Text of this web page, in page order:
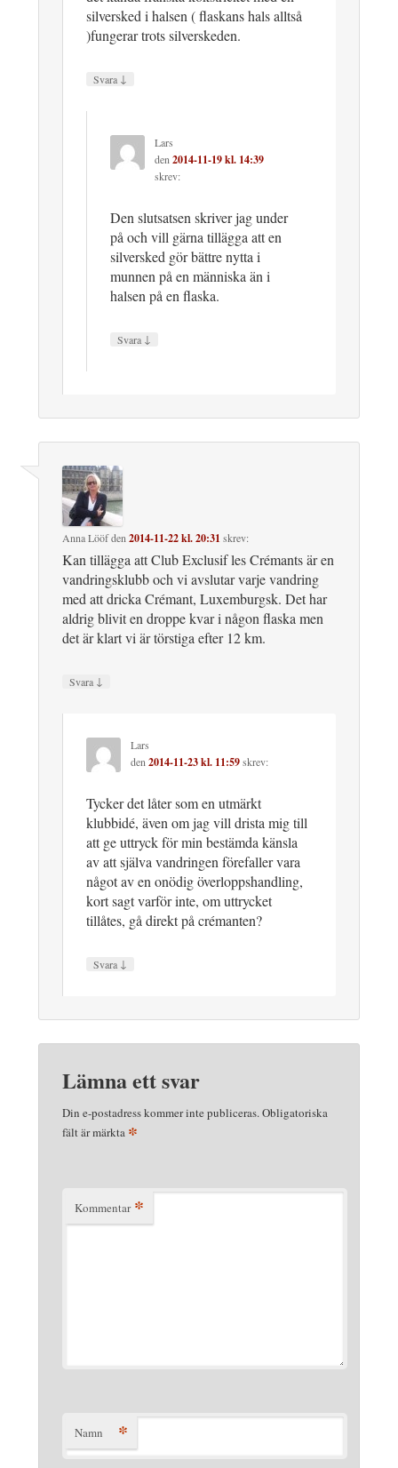
silversked i halsen ( flaskans hals alltså
)fungerar trots silverskeden.
Svara ↓
Lars
den2014-11-19 kl. 14:39
skrev:
Den slutsatsen skriver jag under
på och vill gärna tillägga att en
silversked gör bättre nytta i
munnen på en människa än i
halsen på en flaska.
Svara ↓
Anna Lööfden2014-11-22 kl. 20:31 skrev:
Kan tillägga att Club Exclusif les Crémants är en
vandringsklubb och vi avslutar varje vandring
med att dricka Crémant, Luxemburgsk. Det har
aldrig blivit en droppe kvar i någon flaska men
det är klart vi är törstiga efter 12 km.
Svara ↓
Lars
den2014-11-23 kl. 11:59skrev:
Tycker det låter som en utmärkt
klubbidé, även om jag vill drista mig till
att ge uttryck för min bestämda känsla
av att själva vandringen förefaller vara
något av en onödig överloppshandling,
kort sagt varför inte, om uttrycket
tillåtes, gå direkt på crémanten?
Svara ↓
Lämna ett svar
Din e-postadress kommer inte publiceras.Obligatoriska
fält är märkta *
Kommentar *
Namn *